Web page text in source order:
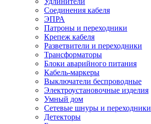
Соединения кабеля
ЭПРА
Патроны и переходники
Крепеж кабеля
Разветвители и переходники
Трансформаторы
Блоки аварийного питания
Кабель-маркеры
Выключатели беспроводные
Электроустановочные изделия
Умный дом
Сетевые шнуры и переходники
Детекторы